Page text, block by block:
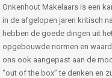
Onkenhout Makelaars is een
in de afgelopen jaren kritisch
hebben de goede dingen uit
opgebouwde normen en
ons ook aangepast aan de
“out of the box” te denken en